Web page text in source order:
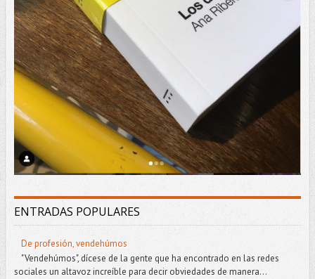
ENTRADAS POPULARES
De profesión, vendehúmos
"Vendehúmos", dícese de la gente que ha encontrado en las redes
sociales un altavoz increíble para decir obviedades de manera...